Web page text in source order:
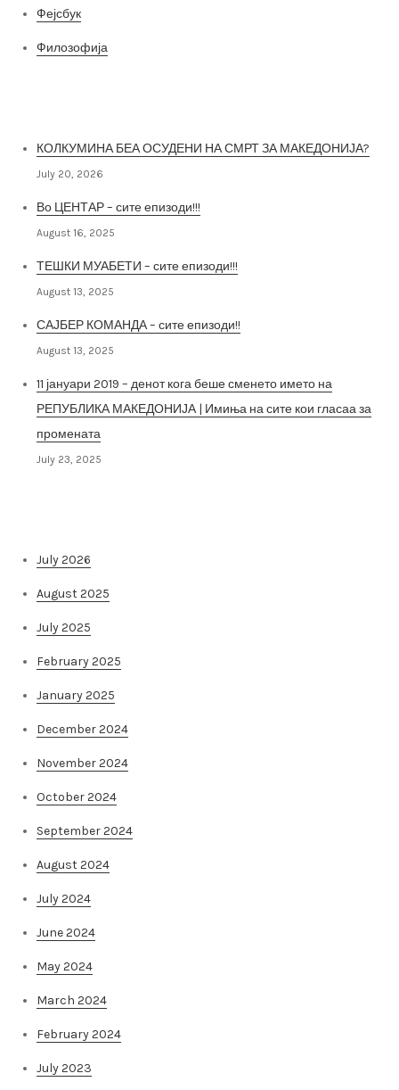
Фејсбук
Филозофија
КОЛКУМИНА БЕА ОСУДЕНИ НА СМРТ ЗА МАКЕДОНИЈА?
July 20, 2026
Во ЦЕНТАР – сите епизоди!!!
August 16, 2025
ТЕШКИ МУАБЕТИ – сите епизоди!!!
August 13, 2025
САЈБЕР КОМАНДА – сите епизоди!!
August 13, 2025
11 јануари 2019 – денот кога беше сменето името на
РЕПУБЛИКА МАКЕДОНИЈА | Имиња на сите кои гласаа за
промената
July 23, 2025
July 2026
August 2025
July 2025
February 2025
January 2025
December 2024
November 2024
October 2024
September 2024
August 2024
July 2024
June 2024
May 2024
March 2024
February 2024
July 2023